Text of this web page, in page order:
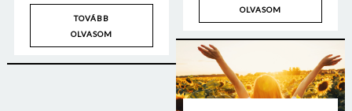
TOVÁBB
OLVASOM
OLVASOM